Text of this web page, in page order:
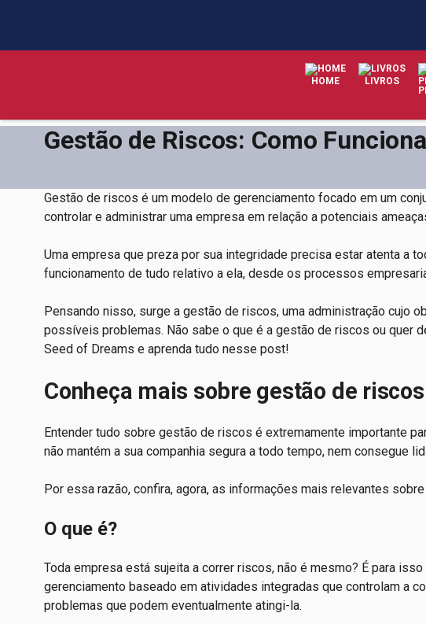
HOME
LIVROS
Gestão de Riscos: Como
Gestão de riscos é um modelo de gerenciamento focado em um
controlar e administrar uma empresa em relação a potenciais
Uma empresa que preza por sua integridade precisa estar atenta a
funcionamento de tudo relativo a ela, desde os processos
Pensando nisso, surge a gestão de riscos, uma administração cujo
possíveis problemas. Não sabe o que é a gestão de riscos ou quer
Seed of Dreams e aprenda tudo nesse post!
Conheça mais sobre gestão de riscos
Entender tudo sobre gestão de riscos é extremamente importante
não mantém a sua companhia segura a todo tempo, nem consegue
Por essa razão, confira, agora, as informações mais relevantes
O que é?
Toda empresa está sujeita a correr riscos, não é mesmo? É para
gerenciamento baseado em atividades integradas que controlam a
problemas que podem eventualmente atingi-la.